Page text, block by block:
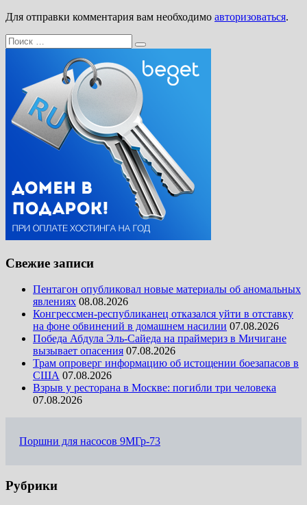
Для отправки комментария вам необходимо авторизоваться.
Поиск
для:
Поиск
Свежие записи
Пентагон опубликовал новые материалы об аномальных
явлениях 08.08.2026
Конгрессмен-республиканец отказался уйти в отставку
на фоне обвинений в домашнем насилии 07.08.2026
Победа Абдула Эль-Сайеда на праймериз в Мичигане
вызывает опасения 07.08.2026
Трам опроверг информацию об истощении боезапасов в
США 07.08.2026
Взрыв у ресторана в Москве: погибли три человека
07.08.2026
Поршни для насосов 9МГр-73
Рубрики